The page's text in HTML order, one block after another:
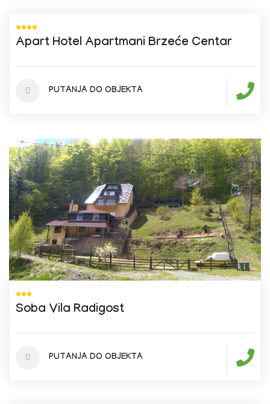
Apart Hotel Apartmani Brzeće Centar
PUTANJA DO OBJEKTA
Soba Vila Radigost
PUTANJA DO OBJEKTA